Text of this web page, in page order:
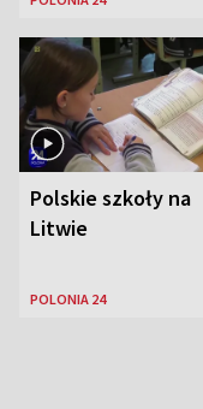
Polskie szkoły na
Litwie
POLONIA 24